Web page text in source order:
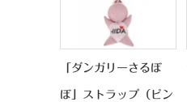
「ダンガリーさるぼ
ぼ」ストラップ（ピン